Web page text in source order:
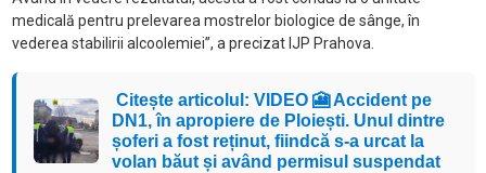
medicală pentru prelevarea mostrelor biologice de sânge, în
vederea stabilirii alcoolemiei”, a precizat IJP Prahova.
Citește articolul: VIDEO 🎦 Accident pe
DN1, în apropiere de Ploiești. Unul dintre
șoferi a fost reținut, fiindcă s-a urcat la
volan băut și având permisul suspendat